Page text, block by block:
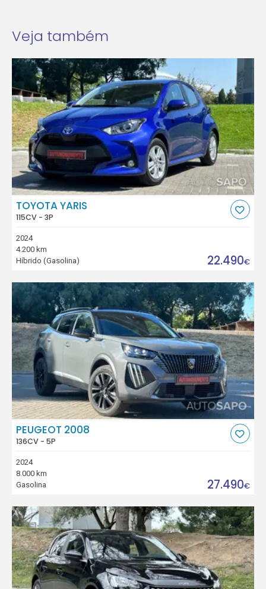
Veja também
TOYOTA YARIS
115CV - 3P
2024
4.200 km
Híbrido (Gasolina)
22.490€
PEUGEOT 2008
136CV - 5P
2024
8.000 km
Gasolina
27.490€